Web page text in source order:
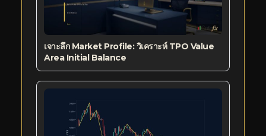
เจาะลึก Market Profile: วิเคราะห์ TPO Value
Area Initial Balance